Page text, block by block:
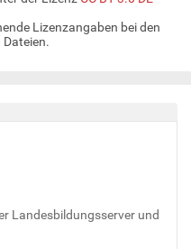
Lizenzangaben bei den
Landesbildungsserver und